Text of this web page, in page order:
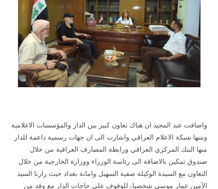
واضافت عبد المجيد ان هناك تعاون كبير بين الدار والمؤسسات الاعلامية
ومنها شبكة الاعلام العراقي واشارت الى ان جهات رسمية داعمة للدار
منها البنك المركزي العراقي ورابطة المصارف العراقية من خلال
صندوق تمكين بالاضافة الى رئاسة الوزراء ووزارة الخارجية من خلال
التعاون مع السيدة الوكيلة صفية السهيل وامانة بغداد حيث زارنا السيد
الأمين عمار موسى شخصيا، للوقوف على حاجات الدار مع وفد من